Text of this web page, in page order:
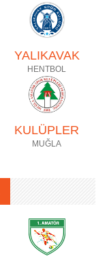
YALIKAVAK
HENTBOL
KULÜPLER
MUĞLA